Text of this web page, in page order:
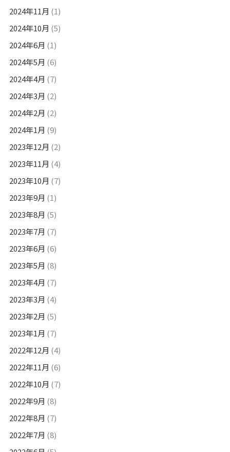
2024年11月 (1)
2024年10月 (5)
2024年6月 (1)
2024年5月 (6)
2024年4月 (7)
2024年3月 (2)
2024年2月 (2)
2024年1月 (9)
2023年12月 (2)
2023年11月 (4)
2023年10月 (7)
2023年9月 (1)
2023年8月 (5)
2023年7月 (7)
2023年6月 (6)
2023年5月 (8)
2023年4月 (7)
2023年3月 (4)
2023年2月 (5)
2023年1月 (7)
2022年12月 (4)
2022年11月 (6)
2022年10月 (7)
2022年9月 (8)
2022年8月 (7)
2022年7月 (8)